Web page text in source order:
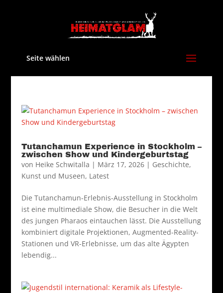
Seite wählen
Tutanchamun Experience in Stockholm –
zwischen Show und Kindergeburtstag
von Heike Schwitalla | März 17, 2026| Geschichte,
Kunst und Museen, Latest
Die Tutanchamun-Erlebnis-Ausstellung in Stockholm
ist eine multimediale Show, die Besucher in die Welt
des jungen Pharaos eintauchen lässt. Die Ausstellung
kombiniert digitale Projektionen, Augmented-Reality-
Stationen und VR-Erlebnisse, um das alte Ägypten
lebendig...